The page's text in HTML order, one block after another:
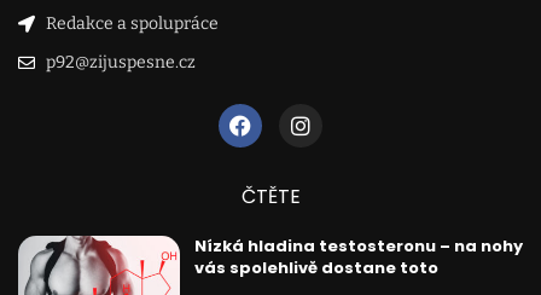
Redakce a spolupráce
p92@zijuspesne.cz
ČTĚTE
Nízká hladina testosteronu – na nohy
vás spolehlivě dostane toto